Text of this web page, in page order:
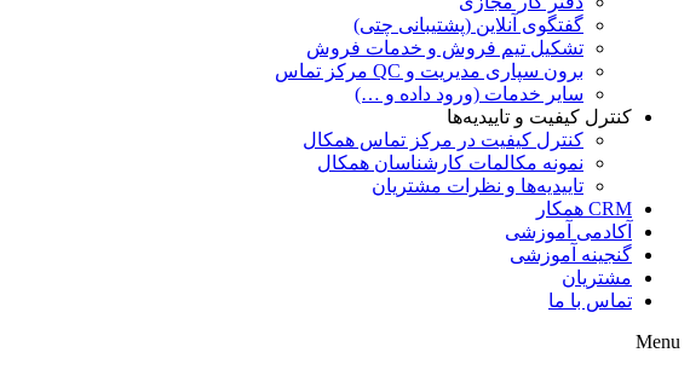
گفتگوی آنلاین (پشتیبانی چتی)
تشکیل تیم فروش و خدمات فروش
برون سپاری مدیریت و QC مرکز تماس
سایر خدمات (ورود داده و …)
کنترل کیفیت و تاییدیه‌ها
کنترل کیفیت در مرکز تماس همکال
نمونه مکالمات کارشناسان همکال
تاییدیه‌ها و نظرات مشتریان
CRM همکار
آکادمی آموزشی
گنجینه آموزشی
مشتریان
تماس با ما
Menu